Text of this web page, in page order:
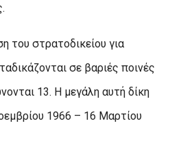
του στρατοδικείου για
σε βαριές ποινές
13. Η μεγάλη αυτή δίκη
1966 – 16 Μαρτίου